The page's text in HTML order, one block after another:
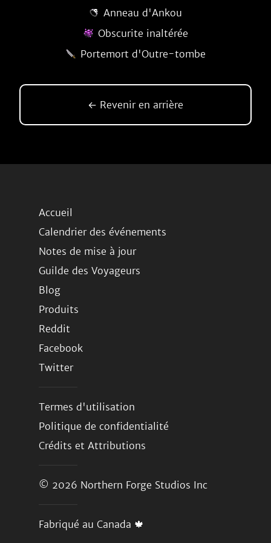
Anneau d'Ankou
Obscurite inaltérée
Portemort d'Outre-tombe
← Revenir en arrière
Accueil
Calendrier des événements
Notes de mise à jour
Guilde des Voyageurs
Blog
Produits
Reddit
Facebook
Twitter
Termes d'utilisation
Politique de confidentialité
Crédits et Attributions
© 2026 Northern Forge Studios Inc
Fabriqué au Canada 🍁